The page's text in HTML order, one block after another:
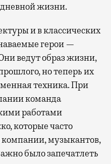
жизни.
и в классических
герои —
ведут образ жизни,
но теперь их
техника. При
команда
работами
которые часто
музыкантов,
было запечатлеть